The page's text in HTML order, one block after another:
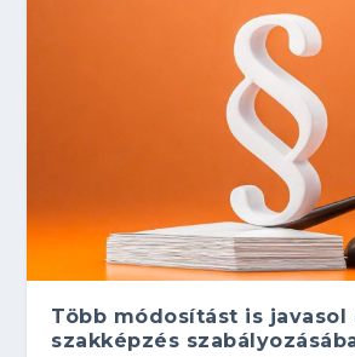
Több módosítást is javasol
szakképzés